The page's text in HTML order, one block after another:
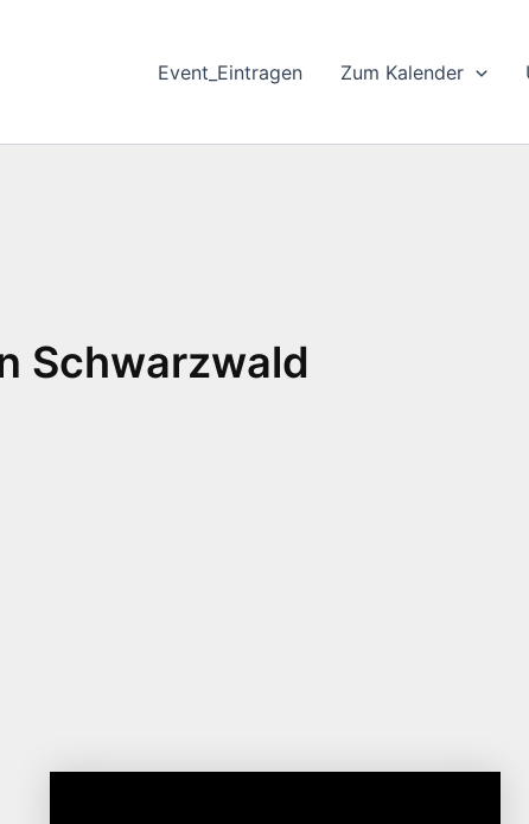
Event_Eintragen Zum Kalender
Schwarzwald